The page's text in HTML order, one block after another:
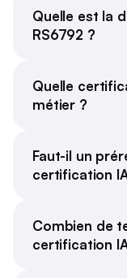
Quelle est la
RS6792 ?
Quelle
métier ?
Faut-il un
certification
Combien de
certification